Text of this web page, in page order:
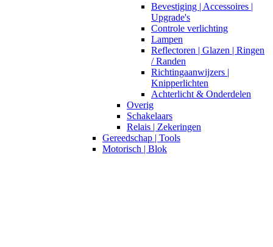
Bevestiging | Accessoires |
Upgrade's
Controle verlichting
Lampen
Reflectoren | Glazen | Ringen
/ Randen
Richtingaanwijzers |
Knipperlichten
Achterlicht & Onderdelen
Overig
Schakelaars
Relais | Zekeringen
Gereedschap | Tools
Motorisch | Blok